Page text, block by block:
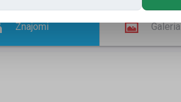
Znajomi Galeria